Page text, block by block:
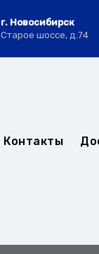
г. Новосибирск
Старое шоссе, д.74
Контакты